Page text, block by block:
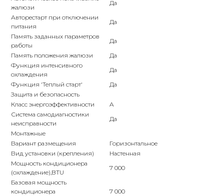
жалюзи
Да
Авторестарт при отключении
питания
Да
Память заданных параметров
работы
Да
Память положения жалюзи
Да
Функция интенсивного
охлаждения
Да
Функция 'Теплый старт'
Да
Защита и безопасность
Класс энергоэффективности
A
Система самодиагностики
неисправности
Да
Монтажные
Вариант размещения
Горизонтальное
Вид установки (крепления)
Настенная
Мощность кондиционера
(охлаждение),BTU
7 000
Базовая мощность
кондиционера
7 000
Адрес
Г.Москва Волоколамское шоссе,
71/22к2
Пн-вс с 9:00 до 18:00
КОНТАКТЫ